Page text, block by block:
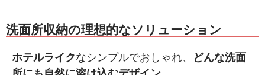
洗面所収納の理想的なソリューション
ホテルライクなシンプルでおしゃれ、
どんな洗面